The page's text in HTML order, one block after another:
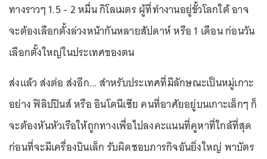
ทางราวๆ 1.5 - 2 หมื่น กิโลเมตร ผู้ที่ทำงานอยู่ขั้วโลกใต้ อาจ
จะต้องเลือกตั้งล่วงหน้ากันหลายสัปดาห์ หรือ 1 เดือน ก่อนวัน
เลือกตั้งใหญ่ในประเทศของตน
ส่งแล้ว ส่งต่อ ส่งอีก... สำหรับประเทศที่มีลักษณะเป็นหมู่เกาะ
อย่าง ฟิลิปปินส์ หรือ อินโดนีเซีย คนที่อาศัยอยู่บนเกาะเล็กๆ ก็
จะต้องหันหัวเรือให้ถูกทางเพื่อไปลงคะแนนที่คูหาที่ใกล้ที่สุด
ก่อนที่จะมีเครื่องบินเล็ก รับผิดชอบภารกิจอันยิ่งใหญ่ พาบัตร